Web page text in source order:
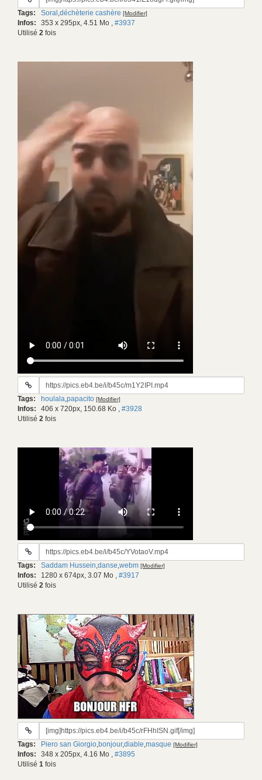
gif:
Tags: Soral ,déchèterie cashère [Modifier]
Infos: 353 x 295px, 4.51 Mo , #3937
Utilisé 2 fois
URL
gif:
Tags: houlala,papacito [Modifier]
Infos: 406 x 720px, 150.68 Ko , #3928
Utilisé 2 fois
URL
gif:
Tags: Saddam Hussein,danse,webm [Modifier]
Infos: 1280 x 674px, 3.07 Mo , #3917
Utilisé 2 fois
URL
gif:
Tags: Piero san Giorgio,bonjour,diable,masque [Modifier]
Infos: 348 x 205px, 4.16 Mo , #3895
Utilisé 1 fois